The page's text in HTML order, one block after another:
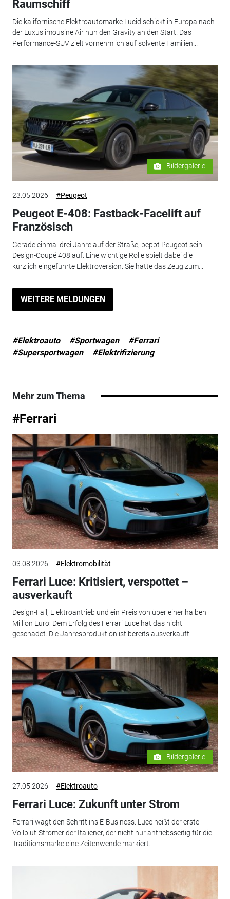
Raumschiff
Die kalifornische Elektroautomarke Lucid schickt in Europa nach
der Luxuslimousine Air nun den Gravity an den Start. Das
Performance-SUV zielt vornehmlich auf solvente Familien...
Bildergalerie
23.05.2026 #Peugeot
Peugeot E-408: Fastback-Facelift auf
Französisch
Gerade einmal drei Jahre auf der Straße, peppt Peugeot sein
Design-Coupé 408 auf. Eine wichtige Rolle spielt dabei die
kürzlich eingeführte Elektroversion. Sie hätte das Zeug zum...
WEITERE MELDUNGEN
#Elektroauto #Sportwagen
#Ferrari
#Supersportwagen
#Elektrifizierung
Mehr zum Thema
#Ferrari
03.08.2026 #Elektromobilität
Ferrari Luce: Kritisiert, verspottet –
ausverkauft
Design-Fail, Elektroantrieb und ein Preis von über einer halben
Million Euro: Dem Erfolg des Ferrari Luce hat das nicht
geschadet. Die Jahresproduktion ist bereits ausverkauft.
Bildergalerie
27.05.2026 #Elektroauto
Ferrari Luce: Zukunft unter Strom
Ferrari wagt den Schritt ins E-Business. Luce heißt der erste
Vollblut-Stromer der Italiener, der nicht nur antriebsseitig für die
Traditionsmarke eine Zeitenwende markiert.